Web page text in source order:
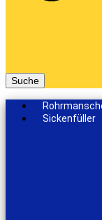
Suche
Sickenfüller